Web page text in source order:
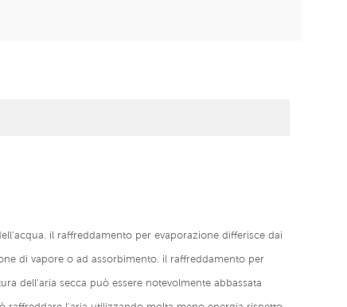
il raffreddamento per evaporazione differisce dai
di vapore o ad assorbimento. il raffreddamento per
dell'aria secca può essere notevolmente abbassata